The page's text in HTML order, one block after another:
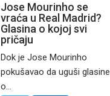
Jose Mourinho se
vraća u Real Madrid?
Glasina o kojoj svi
pričaju
Dok je Jose Mourinho
pokušavao da uguši glasine
o...